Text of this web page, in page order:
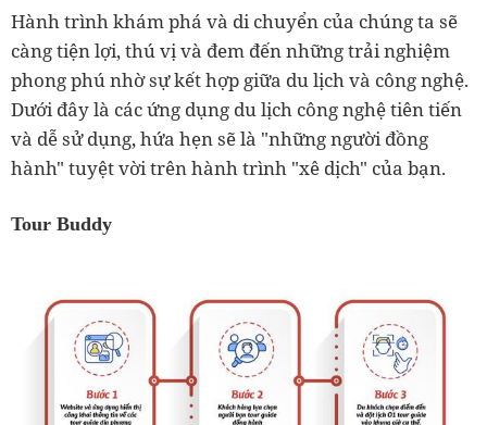
Hành trình khám phá và di chuyển của chúng ta sẽ
càng tiện lợi, thú vị và đem đến những trải nghiệm
phong phú nhờ sự kết hợp giữa du lịch và công nghệ.
Dưới đây là các ứng dụng du lịch công nghệ tiên tiến
và dễ sử dụng, hứa hẹn sẽ là "những người đồng
hành" tuyệt vời trên hành trình "xê dịch" của bạn.
Tour Buddy